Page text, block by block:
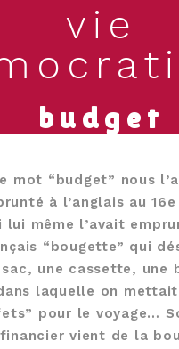
vie
budget
mot “budget” nous
à l’anglais au
lui même l’avait
“bougette” qui
sac, une cassette, une
laquelle on mettait
pour le voyage…
financier vient de la